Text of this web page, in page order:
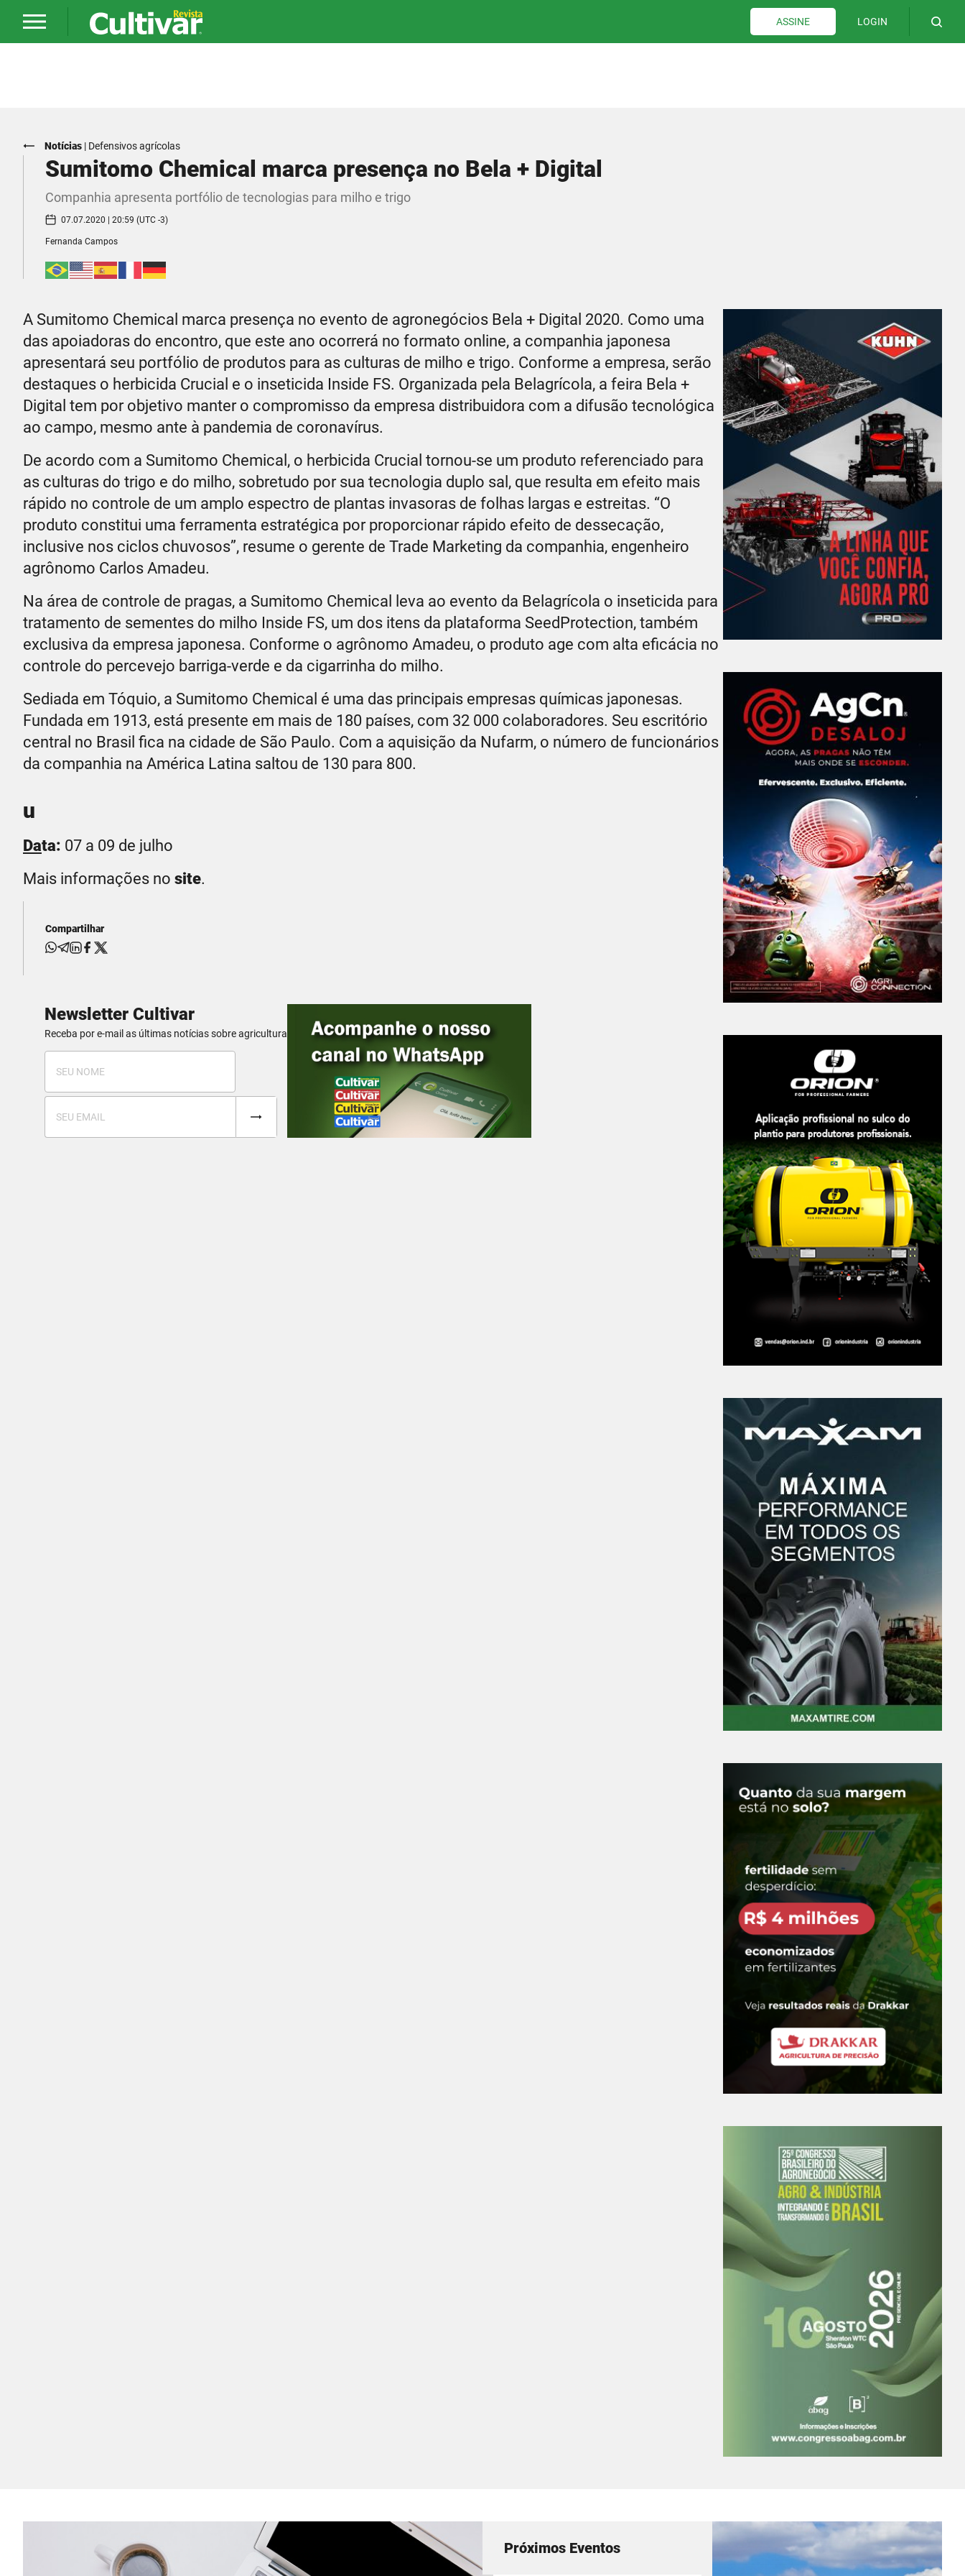
ASSINE LOGIN
Notícias | Defensivos agrícolas
Sumitomo Chemical marca presença no Bela + Digital
Companhia apresenta portfólio de tecnologias para milho e trigo
07.07.2020 | 20:59 (UTC -3)
Fernanda Campos
A Sumitomo Chemical marca presença no evento de agronegócios Bela + Digital 2020. Como uma
das apoiadoras do encontro, que este ano ocorrerá no formato online, a companhia japonesa
apresentará seu portfólio de produtos para as culturas de milho e trigo. Conforme a empresa, serão
destaques o herbicida Crucial e o inseticida Inside FS. Organizada pela Belagrícola, a feira Bela +
Digital tem por objetivo manter o compromisso da empresa distribuidora com a difusão tecnológica
ao campo, mesmo ante à pandemia de coronavírus.
De acordo com a Sumitomo Chemical, o herbicida Crucial tornou-se um produto referenciado para
as culturas do trigo e do milho, sobretudo por sua tecnologia duplo sal, que resulta em efeito mais
rápido no controle de um amplo espectro de plantas invasoras de folhas largas e estreitas. “O
produto constitui uma ferramenta estratégica por proporcionar rápido efeito de dessecação,
inclusive nos ciclos chuvosos”, resume o gerente de Trade Marketing da companhia, engenheiro
agrônomo Carlos Amadeu.
Na área de controle de pragas, a Sumitomo Chemical leva ao evento da Belagrícola o inseticida para
tratamento de sementes do milho Inside FS, um dos itens da plataforma SeedProtection, também
exclusiva da empresa japonesa. Conforme o agrônomo Amadeu, o produto age com alta eficácia no
controle do percevejo barriga-verde e da cigarrinha do milho.
Sediada em Tóquio, a Sumitomo Chemical é uma das principais empresas químicas japonesas.
Fundada em 1913, está presente em mais de 180 países, com 32 000 colaboradores. Seu escritório
central no Brasil fica na cidade de São Paulo. Com a aquisição da Nufarm, o número de funcionários
da companhia na América Latina saltou de 130 para 800.
u
Data: 07 a 09 de julho
Mais informações no site.
Compartilhar
Newsletter Cultivar
Receba por e-mail as últimas notícias sobre agricultura
Próximos Eventos